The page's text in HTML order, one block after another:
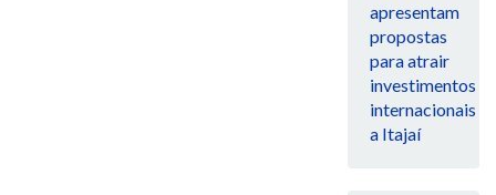
apresentam
propostas
para atrair
investimentos
internacionais
a Itajaí